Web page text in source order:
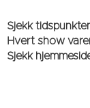
Sjekk
Hvert show
Sjekk